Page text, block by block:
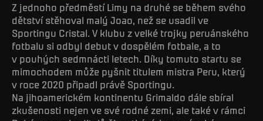
Z jednoho předměstí Limy na druhé se během svého
dětství stěhoval malý Joao, než se usadil ve
Sportingu Cristal. V klubu z velké trojky peruánského
fotbalu si odbyl debut v dospělém fotbale, a to
v pouhých sedmnácti letech. Díky tomuto startu se
mimochodem může pyšnit titulem mistra Peru, který
v roce 2020 připadl právě Sportingu.
Na jihoamerickém kontinentu Grimaldo dále sbíral
zkušenosti nejen ve své rodné zemi, ale také v rámci